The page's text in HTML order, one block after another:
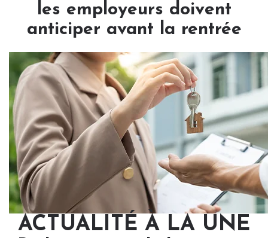
les employeurs doivent
anticiper avant la rentrée
ACTUALITÉ À LA UNE